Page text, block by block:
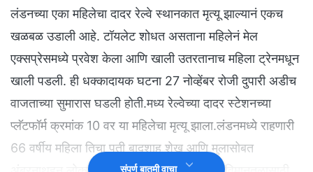
लंडनच्या एका महिलेचा दादर रेल्वे स्थानकात मृत्यू झाल्यानं एकच
खळबळ उडाली आहे. टॉयलेट शोधत असताना महिलेनं मेल
एक्सप्रेसमध्ये प्रवेश केला आणि खाली उतरतानाच महिला ट्रेनमधून
खाली पडली. ही धक्कादायक घटना 27 नोव्हेंबर रोजी दुपारी अडीच
वाजताच्या सुमारास घडली होती.मध्य रेल्वेच्या दादर स्टेशनच्या
प्लॅटफॉर्म क्रमांक 10 वर या महिलेचा मृत्यू झाला.लंडनमध्ये राहणारी
66 वर्षीय महिला तिचा पती बादशाह शेख आणि मुलासोबत
संपूर्ण बातमी वाचा